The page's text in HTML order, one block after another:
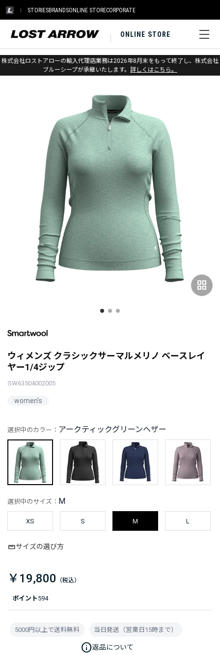
STORIESBRANDSONLINE STORECORPORATE
ONLINE STORE
株式会社ロストアローの輸入代理店業務は2026年8月末をもって終了し、株式会社
ブルーシープが承継いたします。 詳しくはこちら。
ホーム > スマートウール > アパレル > アンダーウェア
grid_view
ウィメンズ クラシックサーマルメリノ ベースレイ
ヤー1/4ジップ
SW63504002005
women's
ポイント594
選択中のカラー： アークティックグリーンヘザー
選択中のサイズ： M
XS S M L
サイズの選び方
￥19,800
5000円以上で送料無料 当日発送（営業日15時まで）
info返品について